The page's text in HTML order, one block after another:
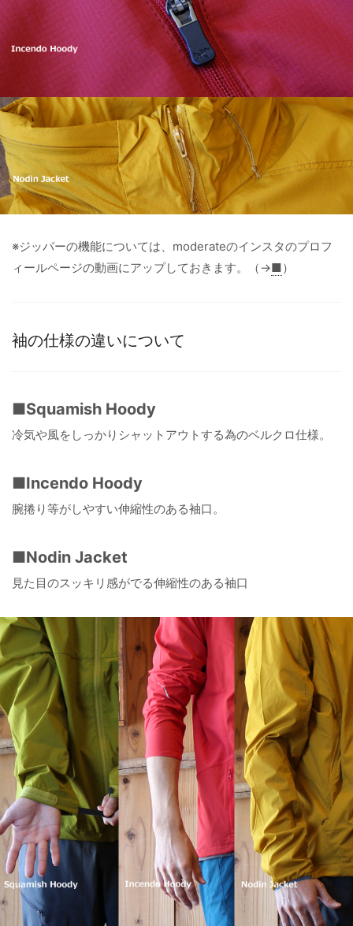
※ジッパーの機能については、moderateのインスタのプロフ
ィールページの動画にアップしておきます。（→■）
袖の仕様の違いについて
■Squamish Hoody
冷気や風をしっかりシャットアウトする為のベルクロ仕様。
■Incendo Hoody
腕捲り等がしやすい伸縮性のある袖口。
■Nodin Jacket
見た目のスッキリ感がでる伸縮性のある袖口